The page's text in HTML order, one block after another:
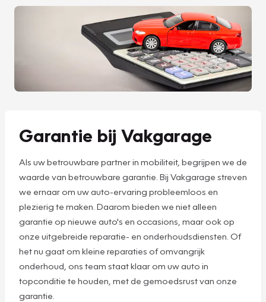
Garantie bij Vakgarage
Als uw betrouwbare partner in mobiliteit, begrijpen we de
waarde van betrouwbare garantie. Bij Vakgarage streven
we ernaar om uw auto-ervaring probleemloos en
plezierig te maken. Daarom bieden we niet alleen
garantie op nieuwe auto's en occasions, maar ook op
onze uitgebreide reparatie- en onderhoudsdiensten. Of
het nu gaat om kleine reparaties of omvangrijk
onderhoud, ons team staat klaar om uw auto in
topconditie te houden, met de gemoedsrust van onze
garantie.